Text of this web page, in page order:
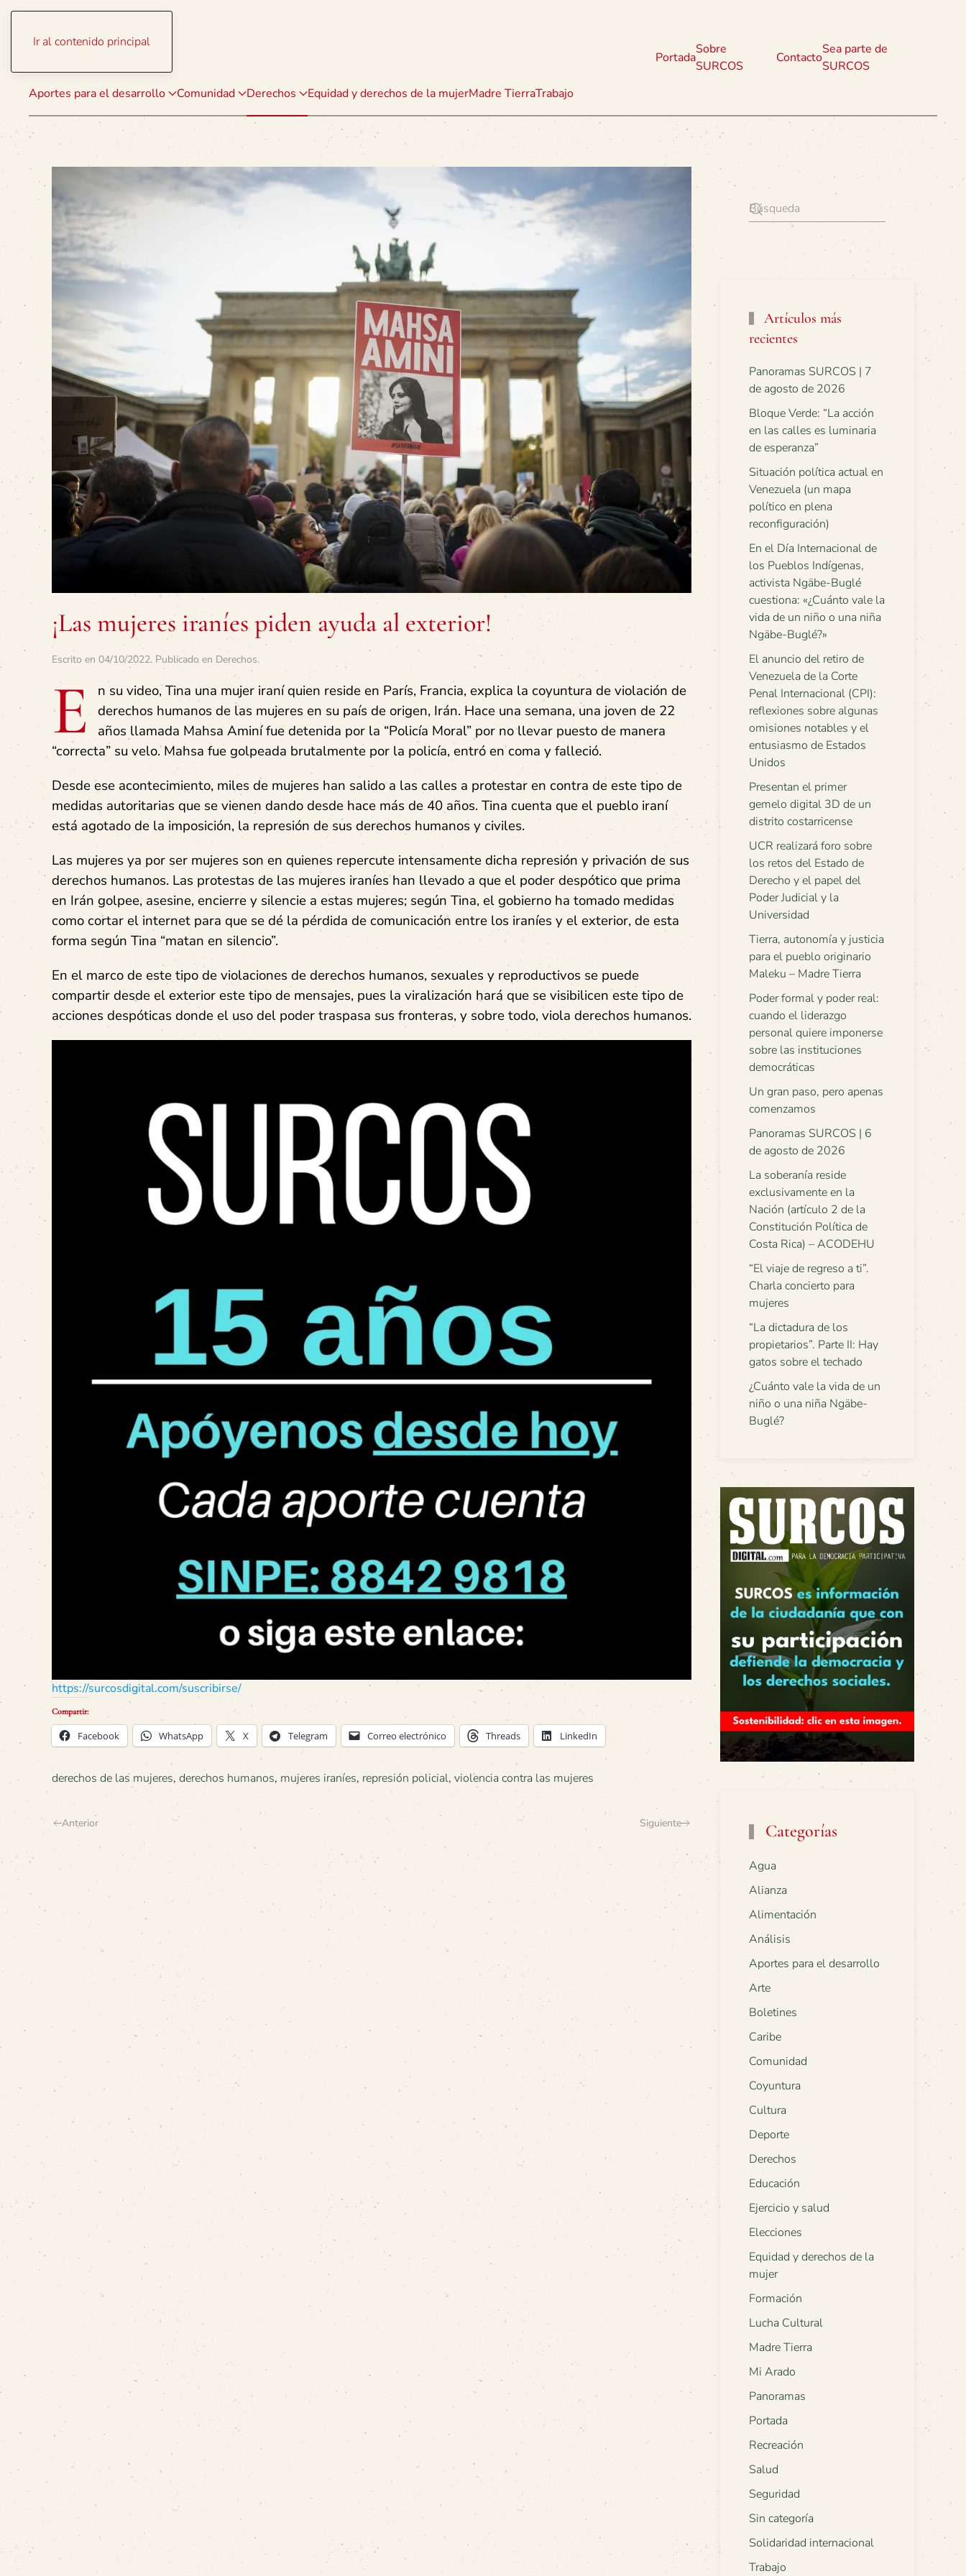
Ir al contenido principal
Aportes para el desarrollo Comunidad Derechos Equidad y derechos de la mujerMadre TierraTrabajo
Portada
Sobre
SURCOS
Contacto
Sea parte de
SURCOS
¡Las mujeres iraníes piden ayuda al exterior!
Escrito en 04/10/2022. Publicado en Derechos.
E
n su video, Tina una mujer iraní quien reside en París, Francia, explica la coyuntura de violación de
derechos humanos de las mujeres en su país de origen, Irán. Hace una semana, una joven de 22
años llamada Mahsa Aminí fue detenida por la “Policía Moral” por no llevar puesto de manera
“correcta” su velo. Mahsa fue golpeada brutalmente por la policía, entró en coma y falleció.
Desde ese acontecimiento, miles de mujeres han salido a las calles a protestar en contra de este tipo de
medidas autoritarias que se vienen dando desde hace más de 40 años. Tina cuenta que el pueblo iraní
está agotado de la imposición, la represión de sus derechos humanos y civiles.
Las mujeres ya por ser mujeres son en quienes repercute intensamente dicha represión y privación de sus
derechos humanos. Las protestas de las mujeres iraníes han llevado a que el poder despótico que prima
en Irán golpee, asesine, encierre y silencie a estas mujeres; según Tina, el gobierno ha tomado medidas
como cortar el internet para que se dé la pérdida de comunicación entre los iraníes y el exterior, de esta
forma según Tina “matan en silencio”.
En el marco de este tipo de violaciones de derechos humanos, sexuales y reproductivos se puede
compartir desde el exterior este tipo de mensajes, pues la viralización hará que se visibilicen este tipo de
acciones despóticas donde el uso del poder traspasa sus fronteras, y sobre todo, viola derechos humanos.
https://surcosdigital.com/suscribirse/
Compartir:
Facebook WhatsApp X Telegram Correo electrónico Threads LinkedIn
derechos de las mujeres, derechos humanos, mujeres iraníes, represión policial,violencia contra las mujeres
Anterior Siguiente
Artículos más
recientes
Panoramas SURCOS | 7
de agosto de 2026
Bloque Verde: “La acción
en las calles es luminaria
de esperanza”
Situación política actual en
Venezuela (un mapa
político en plena
reconfiguración)
En el Día Internacional de
los Pueblos Indígenas,
activista Ngäbe-Buglé
cuestiona: «¿Cuánto vale la
vida de un niño o una niña
Ngäbe-Buglé?»
El anuncio del retiro de
Venezuela de la Corte
Penal Internacional (CPI):
reflexiones sobre algunas
omisiones notables y el
entusiasmo de Estados
Unidos
Presentan el primer
gemelo digital 3D de un
distrito costarricense
UCR realizará foro sobre
los retos del Estado de
Derecho y el papel del
Poder Judicial y la
Universidad
Tierra, autonomía y justicia
para el pueblo originario
Maleku – Madre Tierra
Poder formal y poder real:
cuando el liderazgo
personal quiere imponerse
sobre las instituciones
democráticas
Un gran paso, pero apenas
comenzamos
Panoramas SURCOS | 6
de agosto de 2026
La soberanía reside
exclusivamente en la
Nación (artículo 2 de la
Constitución Política de
Costa Rica) – ACODEHU
“El viaje de regreso a ti”.
Charla concierto para
mujeres
“La dictadura de los
propietarios”. Parte II: Hay
gatos sobre el techado
¿Cuánto vale la vida de un
niño o una niña Ngäbe-
Buglé?
Categorías
Agua
Alianza
Alimentación
Análisis
Aportes para el desarrollo
Arte
Boletines
Caribe
Comunidad
Coyuntura
Cultura
Deporte
Derechos
Educación
Ejercicio y salud
Elecciones
Equidad y derechos de la
mujer
Formación
Lucha Cultural
Madre Tierra
Mi Arado
Panoramas
Portada
Recreación
Salud
Seguridad
Sin categoría
Solidaridad internacional
Trabajo